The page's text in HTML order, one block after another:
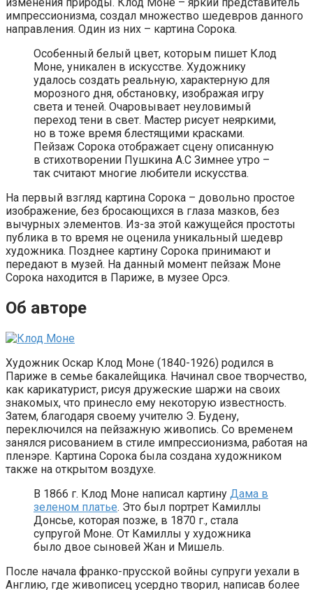
изменения природы. Клод Моне – яркий представитель
импрессионизма, создал множество шедевров данного
направления. Один из них – картина Сорока.
Особенный белый цвет, которым пишет Клод
Моне, уникален в искусстве. Художнику
удалось создать реальную, характерную для
морозного дня, обстановку, изображая игру
света и теней. Очаровывает неуловимый
переход тени в свет. Мастер рисует неяркими,
но в тоже время блестящими красками.
Пейзаж Сорока отображает сцену описанную
в стихотворении Пушкина А.С Зимнее утро –
так считают многие любители искусства.
На первый взгляд картина Сорока – довольно простое
изображение, без бросающихся в глаза мазков, без
вычурных элементов. Из-за этой кажущейся простоты
публика в то время не оценила уникальный шедевр
художника. Позднее картину Сорока принимают и
передают в музей. На данный момент пейзаж Моне
Сорока находится в Париже, в музее Орсэ.
Об авторе
Художник Оскар Клод Моне (1840-1926) родился в
Париже в семье бакалейщика. Начинал свое творчество,
как карикатурист, рисуя дружеские шаржи на своих
знакомых, что принесло ему некоторую известность.
Затем, благодаря своему учителю Э. Будену,
переключился на пейзажную живопись. Со временем
занялся рисованием в стиле импрессионизма, работая на
пленэре. Картина Сорока была создана художником
также на открытом воздухе.
В 1866 г. Клод Моне написал картину Дама в
зеленом платье. Это был портрет Камиллы
Донсье, которая позже, в 1870 г., стала
супругой Моне. От Камиллы у художника
было двое сыновей Жан и Мишель.
После начала франко-прусской войны супруги уехали в
Англию, где живописец усердно творил, написав более